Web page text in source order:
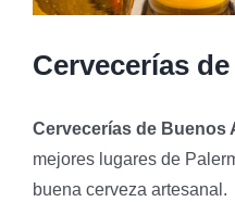
Cervecerías
Cervecerías de Buenos
mejores lugares de
buena cerveza artesanal.